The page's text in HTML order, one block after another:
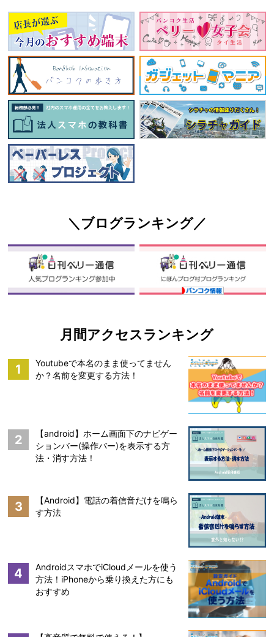
＼ブログランキング／
月間アクセスランキング
1
Youtubeで本名のまま使ってません
か？名前を変更する方法！
2
【android】ホーム画面下のナビゲー
ションバー(操作バー)を表示する方
法・消す方法！
3
【Android】電話の着信音だけを鳴ら
す方法
4
AndroidスマホでiCloudメールを使う
方法！iPhoneから乗り換えた方にも
おすすめ